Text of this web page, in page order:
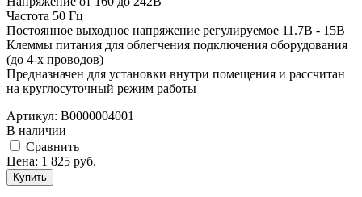
Частота 50 Гц
Постоянное выходное напряжение регулируемое 11.7В - 15В
Клеммы питания для облегчения подключения оборудования
(до 4-х проводов)
Предназначен для установки внутри помещения и рассчитан
на круглосуточный режим работы
Артикул: В0000004001
В наличии
Cравнить
Цена: 1 825 руб.
Купить